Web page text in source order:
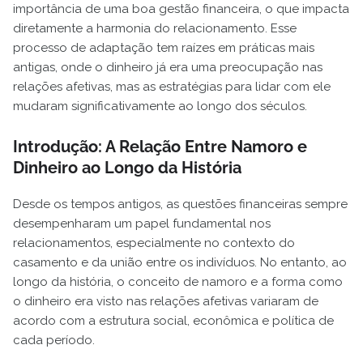
importância de uma boa gestão financeira, o que impacta
diretamente a harmonia do relacionamento. Esse
processo de adaptação tem raízes em práticas mais
antigas, onde o dinheiro já era uma preocupação nas
relações afetivas, mas as estratégias para lidar com ele
mudaram significativamente ao longo dos séculos.
Introdução: A Relação Entre Namoro e
Dinheiro ao Longo da História
Desde os tempos antigos, as questões financeiras sempre
desempenharam um papel fundamental nos
relacionamentos, especialmente no contexto do
casamento e da união entre os indivíduos. No entanto, ao
longo da história, o conceito de namoro e a forma como
o dinheiro era visto nas relações afetivas variaram de
acordo com a estrutura social, econômica e política de
cada período.